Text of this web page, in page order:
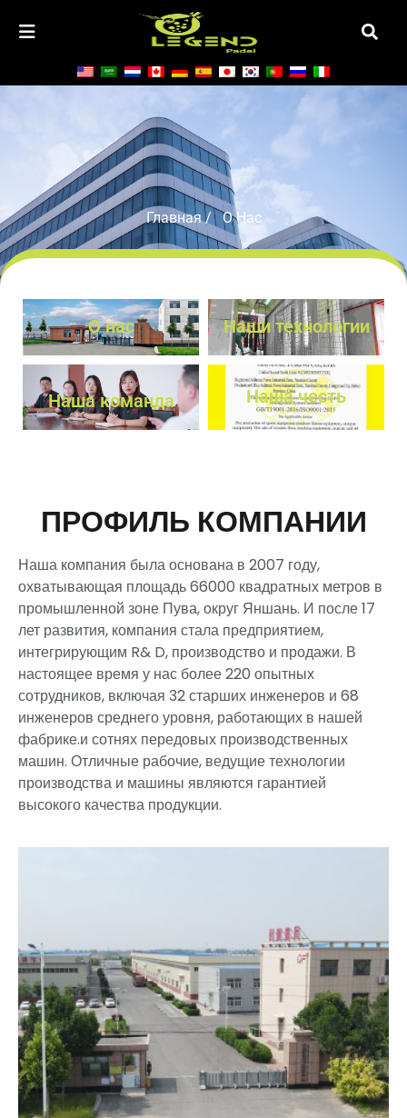
О НАС
Главная/ О Нас
О нас Наши технологии
Наша команда Наша честь
ПРОФИЛЬ КОМПАНИИ
Наша компания была основана в 2007 году,
охватывающая площадь 66000 квадратных метров в
промышленной зоне Пува, округ Яншань. И после 17
лет развития, компания стала предприятием,
интегрирующим R& D, производство и продажи. В
настоящее время у нас более 220 опытных
сотрудников, включая 32 старших инженеров и 68
инженеров среднего уровня, работающих в нашей
фабрике.и сотнях передовых производственных
машин. Отличные рабочие, ведущие технологии
производства и машины являются гарантией
высокого качества продукции.